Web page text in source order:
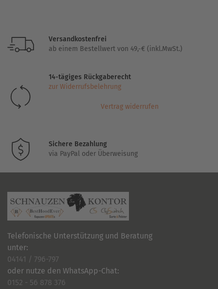
der
werden
Versandkostenfrei
ab einem Bestellwert von 49,-€ (inkl.MwSt.)
14-tägiges Rückgaberecht
zur Widerrufsbelehrung
Vertrag widerrufen
Sichere Bezahlung
via PayPal oder Überweisung
Telefonische Unterstützung und Beratung
unter:
04141 / 796-797
oder nutze den WhatsApp-Chat:
0152 - 56 878 376